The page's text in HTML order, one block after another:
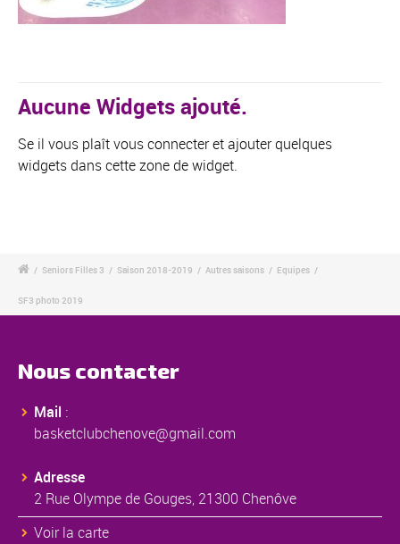
Aucune Widgets ajouté.
Se il vous plaît vous connecter et ajouter quelques
widgets dans cette zone de widget.
/ Seniors Filles 3 / Saison 2018-2019 / Autres saisons / Equipes /
SF3 photo 2019
Nous contacter
Mail :
basketclubchenove@gmail.com
Adresse
2 Rue Olympe de Gouges, 21300 Chenôve
Voir la carte